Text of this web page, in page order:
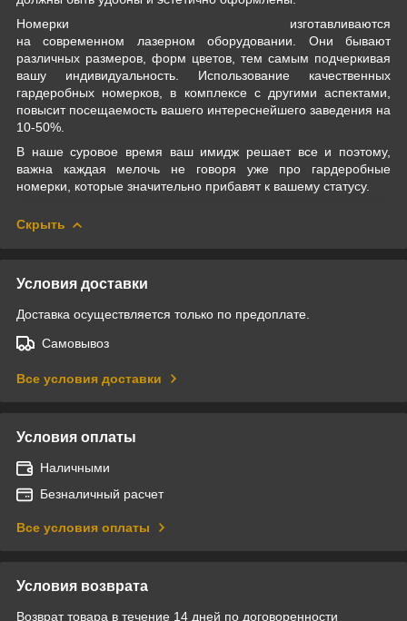
Номерки изготавливаются
на современном лазерном оборудовании. Они бывают
различных размеров, форм цветов, тем самым подчеркивая
вашу индивидуальность. Использование качественных
гардеробных номерков, в комплексе с другими аспектами,
повысит посещаемость вашего интереснейшего заведения на
10-50%.
В наше суровое время ваш имидж решает все и поэтому,
важна каждaя мелочь не говоря уже про гардеробные
номерки, которые значительно прибавят к вашему статусу.
Скрыть
Условия доставки
Доставка осуществляется только по предоплате.
Самовывоз
Все условия доставки
Условия оплаты
Наличными
Безналичный расчет
Все условия оплаты
Условия возврата
Возврат товара в течение 14 дней по договоренности